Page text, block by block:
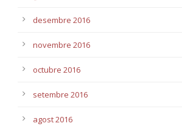
desembre 2016
novembre 2016
octubre 2016
setembre 2016
agost 2016